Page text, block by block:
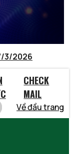
3/2026
CHECK
MAIL
Về đầu trang